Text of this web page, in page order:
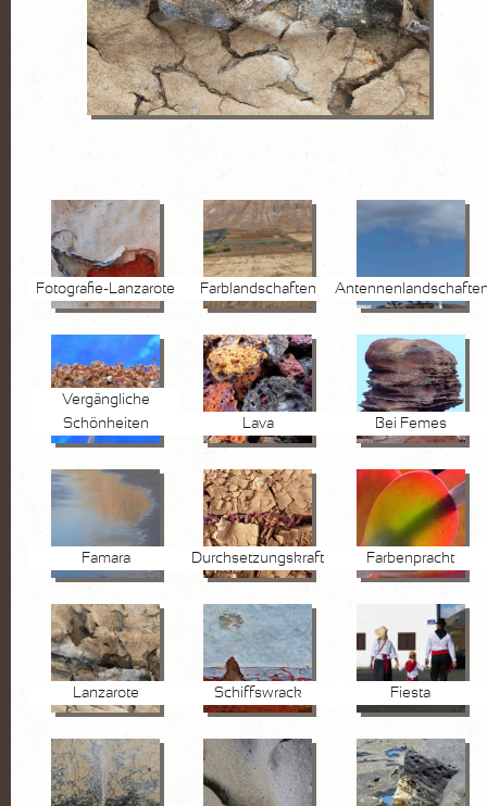
Hommage an Bloßfeldt
Aktzeichnungen
FOTOGRAFIE
Stein
Lanzarote
KURSE
AKTUELLES
Kurse
Marktplatz
VITA
KONTAKT
Fotografie-Lanzarote Farblandschaften
Vergängliche
Schönheiten
Lava Bei Femes
Famara Durchsetzungskraft Farbenpracht
Lanzarote Schiffswrack Fiesta